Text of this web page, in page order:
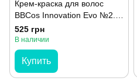
Крем-краска для волос
BBCos Innovation Evo №2.0
Brown 100 мл
525 грн
В наличии
Купить